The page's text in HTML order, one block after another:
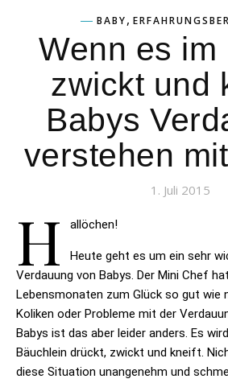
BABY,
Wenn es im
zwickt und
Babys
verstehen
1. Juli 2015
H allöchen!
Heute geht es um ein sehr
Verdauung von Babys. Der Mini Chef
Lebensmonaten zum Glück so gut wie
Koliken oder Probleme mit der
Babys ist das aber leider anders. Es
Bäuchlein drückt, zwickt und kneift.
diese Situation unangenehm und